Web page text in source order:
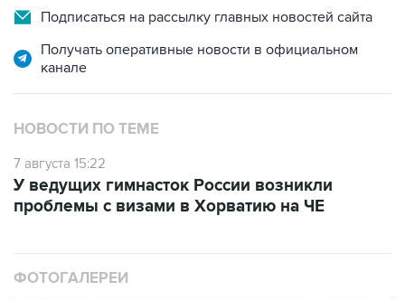
Подписаться на рассылку главных новостей сайта
Получать оперативные новости в официальном
канале
НОВОСТИ ПО ТЕМЕ
7 августа 15:22
У ведущих гимнасток России возникли
проблемы с визами в Хорватию на ЧЕ
ФОТОГАЛЕРЕИ